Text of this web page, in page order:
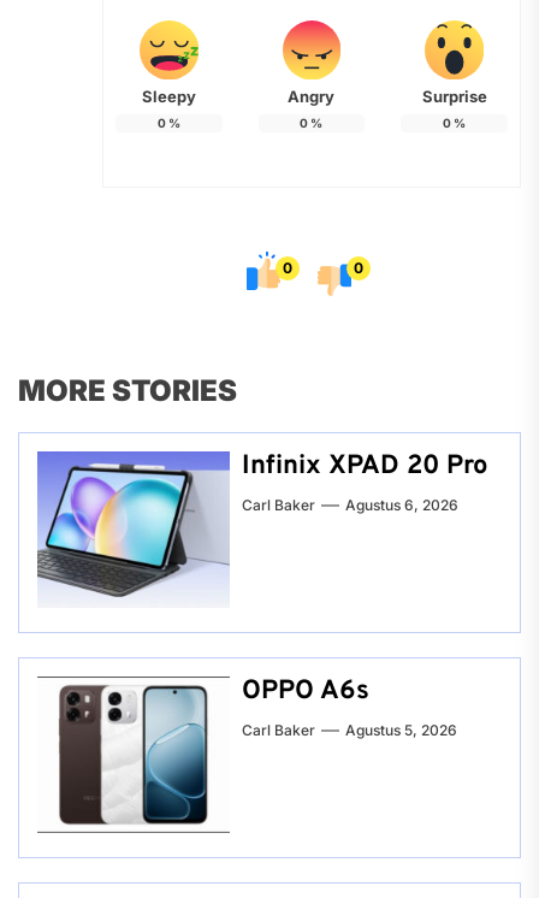
Sleepy
0%
Angry
0 %
Surprise
0 %
0 0
MORE STORIES
Infinix XPAD 20 Pro
Carl Baker Agustus 6, 2026
OPPO A6s
Carl Baker Agustus 5, 2026